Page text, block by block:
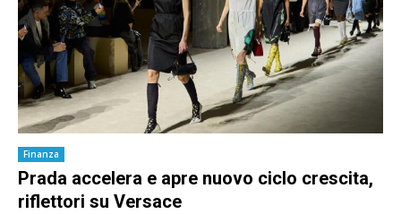
Finanza
Prada accelera e apre nuovo ciclo crescita,
riflettori su Versace